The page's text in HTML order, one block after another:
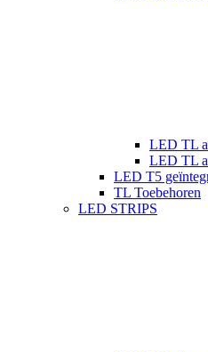
LED TL
LED TL
LED T5
TL Toebehoren
LED STRIPS